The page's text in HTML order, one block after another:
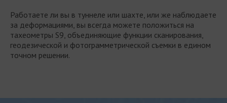
Работаете ли вы в туннеле или шахте, или же наблюдаете
за деформациями, вы всегда можете положиться на
тахеометры S9, объединяющие функции сканирования,
геодезической и фотограмметрической съемки в едином
точном решении.